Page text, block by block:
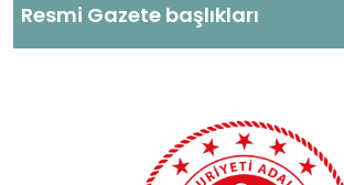
Resmi Gazete başlıkları